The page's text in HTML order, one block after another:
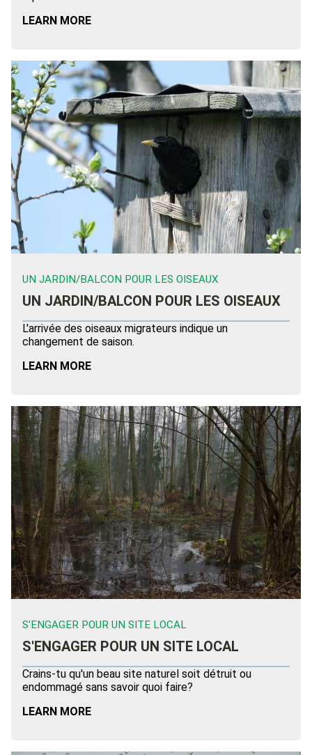
LEARN MORE
UN JARDIN/BALCON POUR LES OISEAUX
UN JARDIN/BALCON POUR LES OISEAUX
L'arrivée des oiseaux migrateurs indique un
changement de saison.
LEARN MORE
S'ENGAGER POUR UN SITE LOCAL
S'ENGAGER POUR UN SITE LOCAL
Crains-tu qu'un beau site naturel soit détruit ou
endommagé sans savoir quoi faire?
LEARN MORE